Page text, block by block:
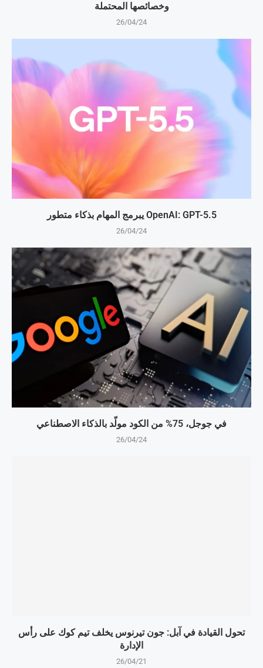
وخصائصها المحتملة
26/04/24
OpenAI: GPT-5.5 يبرمج المهام بذكاء متطور
26/04/24
في جوجل، 75% من الكود مولّد بالذكاء الاصطناعي
26/04/24
تحول القيادة في آبل: جون تيرنوس يخلف تيم كوك على رأس
الإدارة
26/04/21